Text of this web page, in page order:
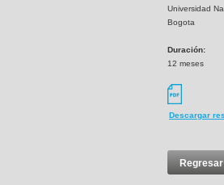
Universidad
Bogota
Duración:
12 meses
Descargar
Regresar